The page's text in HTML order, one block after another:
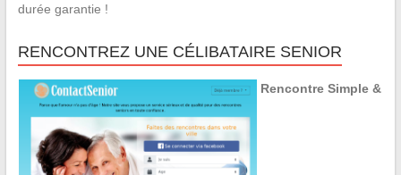
durée garantie !
RENCONTREZ UNE CÉLIBATAIRE SENIOR
Rencontre Simple &